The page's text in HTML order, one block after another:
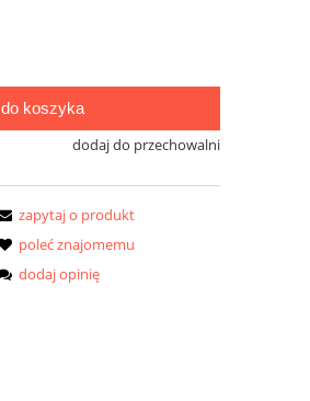
do koszyka
dodaj do przechowalni
zapytaj o produkt
poleć znajomemu
dodaj opinię